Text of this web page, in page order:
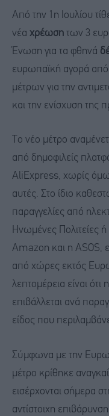
Από την 1η Ιουλίου
νέα χρέωση των 3
Ένωση για τα φθηνά
ευρωπαϊκή αγορά από
μέτρων για την
και την ενίσχυση της
Το νέο μέτρο
από δημοφιλείς
AliExpress, χωρίς
αυτές. Στο ίδιο
παραγγελίες από
Ηνωμένες Πολιτείες
Amazon και η ASOS,
από χώρες εκτός
λεπτομέρεια είναι
επιβάλλεται ανά
είδος που
Σύμφωνα με την
μέτρο κρίθηκε
εισέρχονται σήμερα
αντίστοιχη